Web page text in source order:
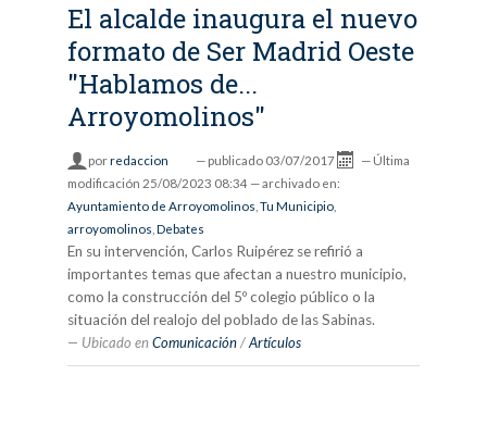
El alcalde inaugura el nuevo
formato de Ser Madrid Oeste
"Hablamos de...
Arroyomolinos"
porredaccion — publicado 03/07/2017 — Última
modificación 25/08/2023 08:34 — archivado en:
Ayuntamiento de Arroyomolinos Tu Municipio,
arroyomolinos Debates
En su intervención, Carlos Ruipérez se refirió a
importantes temas que afectan a nuestro municipio,
como la construcción del 5º colegio público o la
situación del realojo del poblado de las Sabinas.
Ubicado en Comunicación /Artículos